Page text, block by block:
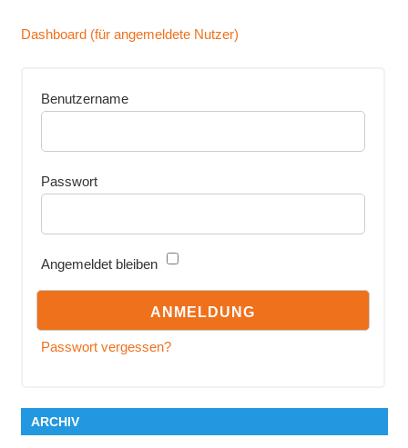
Dashboard (für angemeldete Nutzer)
Benutzername
Passwort
Angemeldet bleiben
Passwort vergessen?
ARCHIV